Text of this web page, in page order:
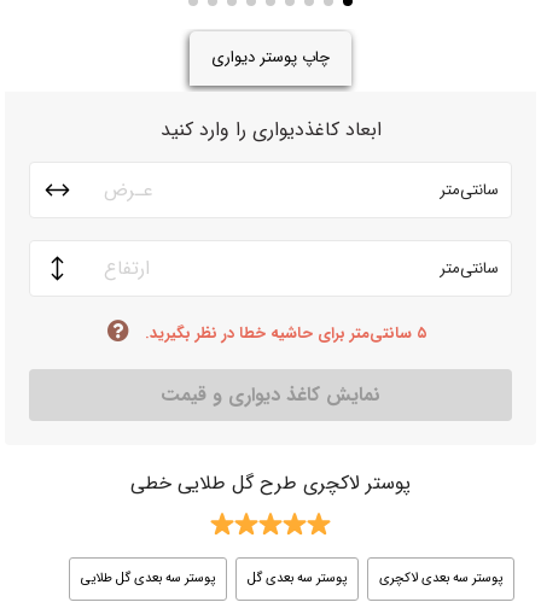
چاپ پوستر دیواری
ابعاد کاغذدیواری را وارد کنید
سانتی‌متر
سانتی‌متر
۵ سانتی‌متر برای حاشیه خطا در نظر بگیرید.
نمایش کاغذ دیواری و قیمت
پوستر لاکچری طرح گل طلایی خطی
پوستر سه بعدی لاکچری پوستر سه بعدی گل پوستر سه بعدی گل طلایی